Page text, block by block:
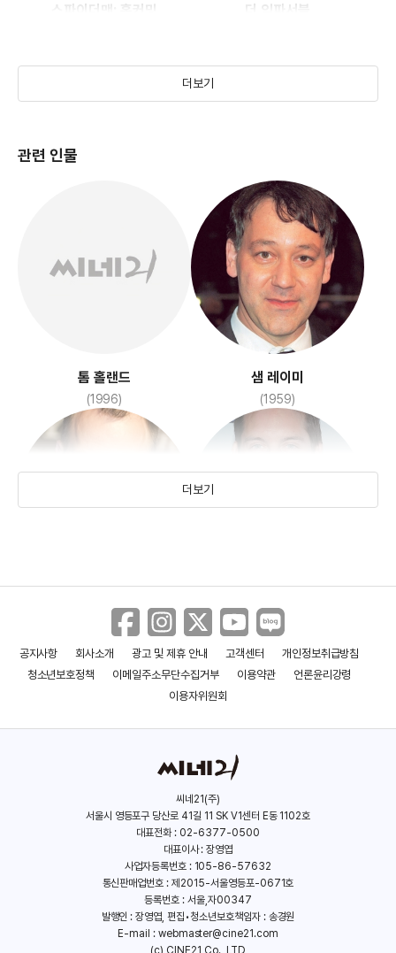
스파이더맨: 홈커밍 더 임파서블
스파이더맨
(2002)
스파이더맨 2
(2004)
스파이더맨 3
(2007)
500일의 썸머
(2009)
어메이징 스파이더맨
(2012)
더보기
관련 인물
톰 홀랜드
(1996)
샘 레이미
(1959)
마크 웹
(1974)
토비 맥과이어
(1975)
제임스 프랑코 커스틴 던스트
더보기
공지사항 회사소개 광고 및 제휴 안내 고객센터
개인정보취급방침
청소년보호정책
이메일주소무단수집거부 이용약관
언론윤리강령
이용자위원회
씨네21(주)
서울시 영등포구 당산로 41길 11 SK V1센터 E동 1102호
대표전화 : 02-6377-0500
대표이사 : 장영엽
사업자등록번호 : 105-86-57632
통신판매업번호 : 제2015-서울영등포-0671호
등록번호 : 서울,자00347
발행인 : 장영엽, 편집•청소년보호책임자 : 송경원
E-mail : webmaster@cine21.com